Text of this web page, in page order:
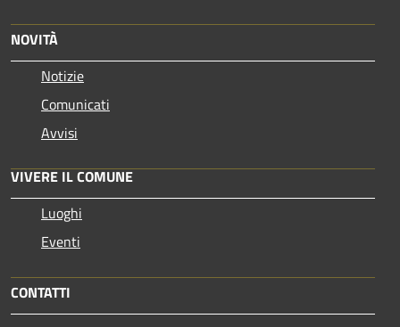
NOVITÀ
Notizie
Comunicati
Avvisi
VIVERE IL COMUNE
Luoghi
Eventi
CONTATTI